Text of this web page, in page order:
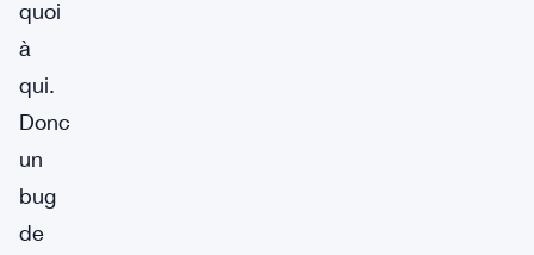
quoi
à
qui.
Donc
un
bug
de